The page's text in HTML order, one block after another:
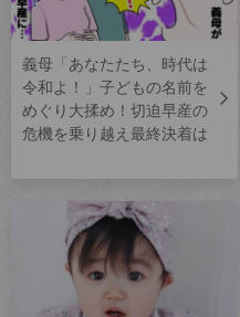
義母「あなたたち、時代は
令和よ！」子どもの名前を
めぐり大揉め！切迫早産の
危機を乗り越え最終決着は